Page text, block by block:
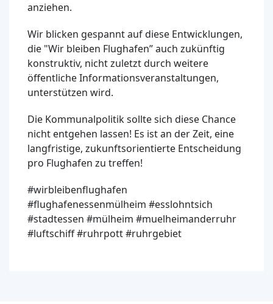
anziehen.
Wir blicken gespannt auf diese Entwicklungen,
die "Wir bleiben Flughafen” auch zukünftig
konstruktiv, nicht zuletzt durch weitere
öffentliche Informationsveranstaltungen,
unterstützen wird.
Die Kommunalpolitik sollte sich diese Chance
nicht entgehen lassen! Es ist an der Zeit, eine
langfristige, zukunftsorientierte Entscheidung
pro Flughafen zu treffen!
#wirbleibenflughafen
#flughafenessenmülheim #esslohntsich
#stadtessen #mülheim #muelheimanderruhr
#luftschiff #ruhrpott #ruhrgebiet